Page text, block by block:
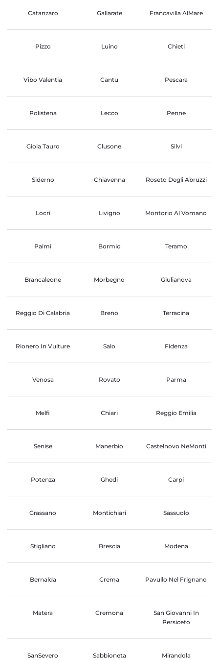
Catanzaro Gallarate Francavilla AlMare
Pizzo Luino Chieti
Vibo Valentia Cantu Pescara
Polistena Lecco Penne
Gioia Tauro Clusone Silvi
Siderno Chiavenna Roseto Degli Abruzzi
Locri Livigno Montorio Al Vomano
Palmi Bormio Teramo
Brancaleone Morbegno Giulianova
Reggio Di Calabria Breno Terracina
Rionero In Vulture Salo Fidenza
Venosa Rovato Parma
Melfi Chiari Reggio Emilia
Senise Manerbio Castelnovo NeMonti
Potenza Ghedi Carpi
Grassano Montichiari Sassuolo
Stigliano Brescia Modena
Bernalda Crema Pavullo Nel Frignano
Matera Cremona
San Giovanni In
Persiceto
SanSevero Sabbioneta Mirandola